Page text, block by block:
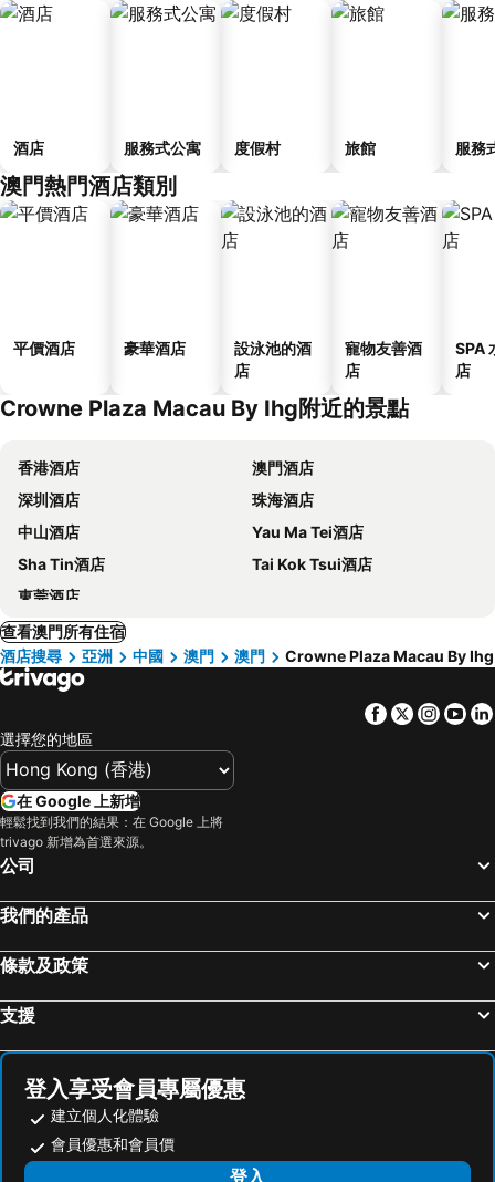
酒店 服務式公寓 度假村 旅館 服務
澳門熱門酒店類別
平價酒店 豪華酒店
設泳池的酒
店
寵物友善酒
店
SPA
店
Crowne Plaza Macau By Ihg附近的景點
香港酒店
澳門酒店
深圳酒店
珠海酒店
中山酒店
Yau Ma Tei酒店
Sha Tin酒店
Tai Kok Tsui酒店
東莞酒店
查看澳門所有住宿
酒店搜尋
亞洲 中國 澳門 澳門 Crowne Plaza Macau By Ihg
Facebook
Twitter
選擇您的地區
在 Google 上新增
輕鬆找到我們的結果：在 Google 上將
trivago 新增為首選來源。
公司
我們的產品
條款及政策
支援
登入享受會員專屬優惠
建立個人化體驗
會員優惠和會員價
登入